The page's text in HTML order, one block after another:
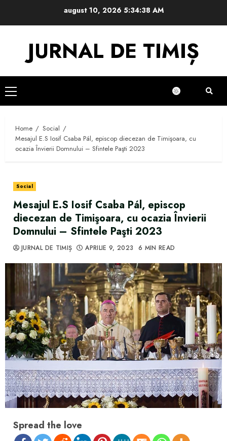
august 10, 2026 5:34:38 AM
JURNAL DE TIMIȘ
Primary
Menu
Home
Social
Mesajul E.S Iosif Csaba Pál, episcop diecezan de Timişoara, cu
ocazia Învierii Domnului – Sfintele Paşti 2023
Social
Mesajul E.S Iosif Csaba Pál, episcop
diecezan de Timişoara, cu ocazia Învierii
Domnului – Sfintele Paşti 2023
JURNAL DE TIMIȘ APRILIE 9, 2023 6 MIN READ
Spread the love